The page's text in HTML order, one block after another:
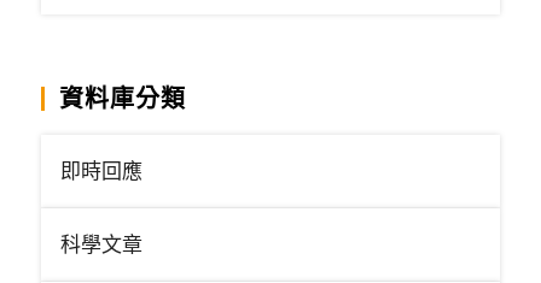
資料庫分類
即時回應
科學文章